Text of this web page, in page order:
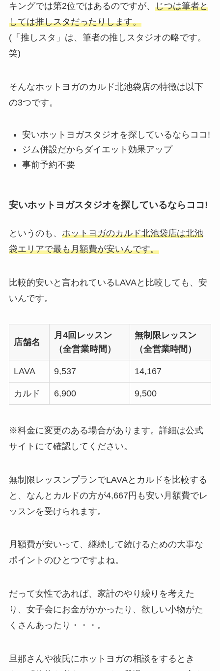
キングでは第2位ではあるのですが、 じつは筆者と
しては推しスタだったりします。
(「推しスタ」は、筆者の推しスタジオの略です。
笑)
そんなホットヨガのカルド北池袋店の特徴は以下
の3つです。
安いホットヨガスタジオを探しているならココ!
ジム併設だからダイエット効果アップ
事前予約不要
安いホットヨガスタジオを探しているならココ!
というのも、 ホットヨガのカルド北池袋店は北池
袋エリアで最も月額費が安いんです。
比較的安いと言われているLAVAと比較しても、安
いんです。
店舗名
月4回レッスン
（全営業時間）
無制限レッスン
（全営業時間）
LAVA 9,537 14,167
カルド 6,900 9,500
※料金に変更のある場合があります。詳細は公式
サイトにて確認してください。
無制限レッスンプランでLAVAとカルドを比較する
と、なんと カルドの方が4,667円も安い月額費でレ
ッスンを受けられます。
月額費が安いって、継続して続けるための大事な
ポイントのひとつですよね。
だって女性であれば、家計のやり繰りを考えた
り、女子会にお金がかかったり、欲しい小物がた
くさんあったり・・・。
旦那さんや彼氏にホットヨガの相談をするとき